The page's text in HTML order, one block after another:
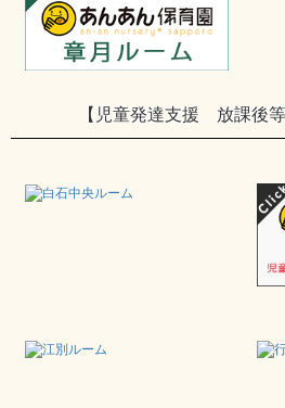
【児童発達支援 放課後等